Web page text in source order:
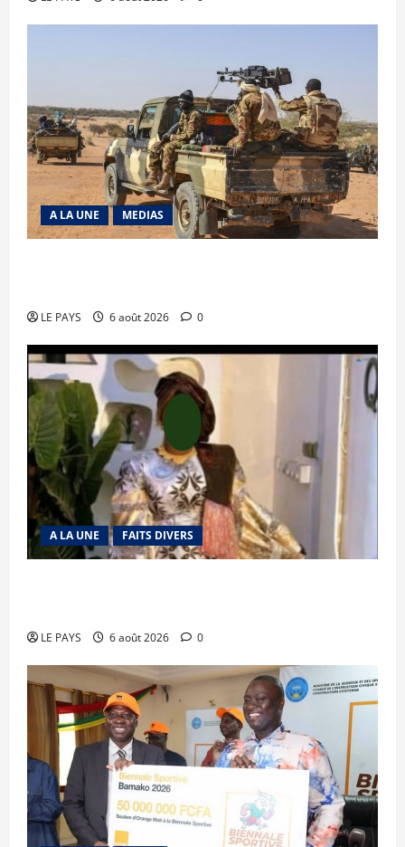
A LA UNE MEDIAS
LE PAYS 6 août 2026 0
A LA UNE FAITS DIVERS
LE PAYS 6 août 2026 0